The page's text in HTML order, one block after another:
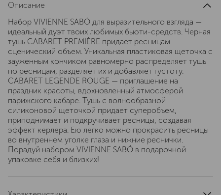
Описание
Набор VIVIENNE SABÓ для выразительного взгляда —
идеальный дуэт твоих любимых бьюти-средств. Черная
тушь CABARET PREMIÈRE придает ресницам
сценический объем. Уникальная пластиковая щеточка с
зауженным кончиком равномерно распределяет тушь
по ресницам, разделяет их и добавляет густоту.
CABARET LEGENDE ROUGE — приглашение на
праздник красоты, вдохновленный атмосферой
парижского кабаре. Тушь с волнообразной
силиконовой щеточкой придает суперобъем,
приподнимает и подкручивает ресницы, создавая
эффект керлера. Ею легко можно прокрасить ресницы
во внутреннем уголке глаза и нижние реснички.
Порадуй набором VIVIENNE SABÓ в подарочной
упаковке себя и близких!